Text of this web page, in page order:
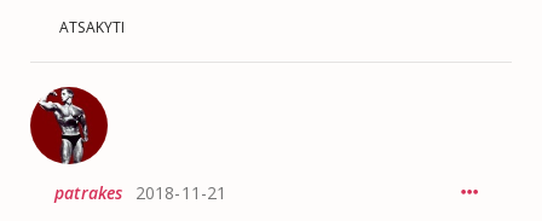
ATSAKYTI
patrakes
2018-11-21